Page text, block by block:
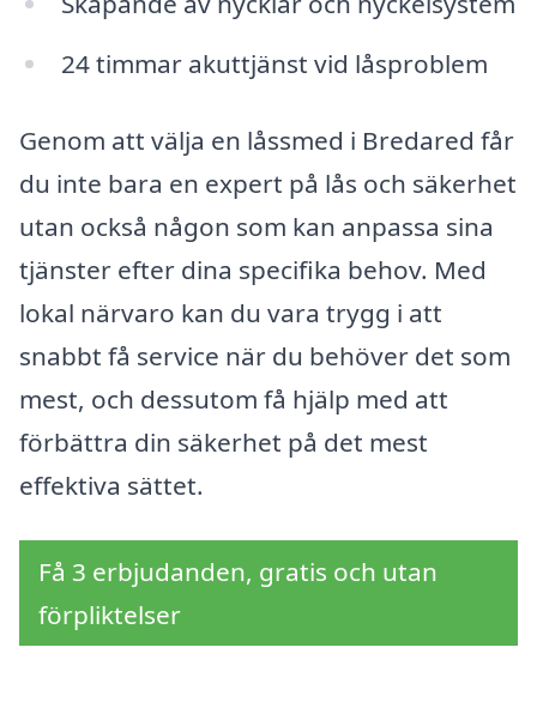
24 timmar akuttjänst vid låsproblem
Genom att välja en låssmed i Bredared får
du inte bara en expert på lås och säkerhet
utan också någon som kan anpassa sina
tjänster efter dina specifika behov. Med
lokal närvaro kan du vara trygg i att
snabbt få service när du behöver det som
mest, och dessutom få hjälp med att
förbättra din säkerhet på det mest
effektiva sättet.
Få 3 erbjudanden, gratis och utan
förpliktelser